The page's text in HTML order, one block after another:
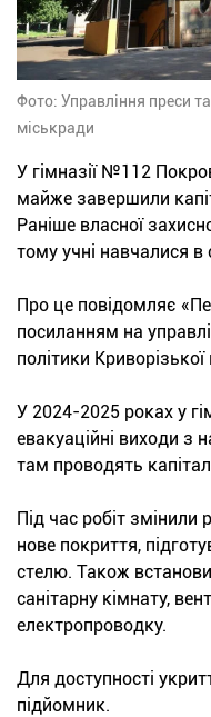
Фото: Управління преси
міськради
У гімназії №112
майже завершили
Раніше власної
тому учні навчалися в
Про це повідомляє
посиланням на
політики
У 2024-2025 роках у
евакуаційні виходи з
там проводять
Під час робіт змінили
нове покриття,
стелю. Також
санітарну кімнату,
електропроводку.
Для доступності
підйомник.